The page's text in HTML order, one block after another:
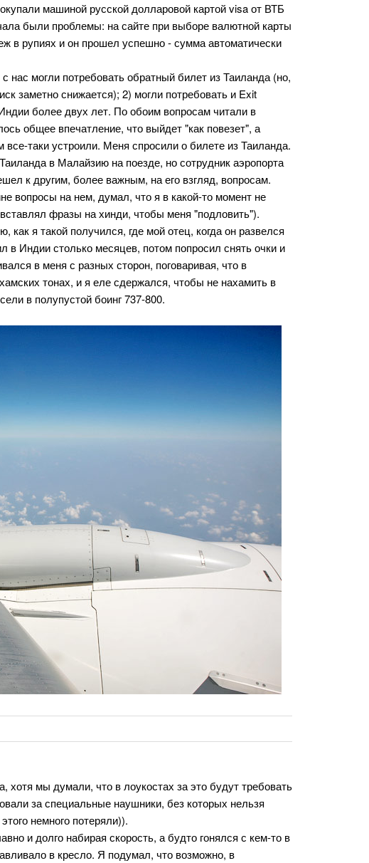
машиной русской долларовой картой visa от ВТБ
были проблемы: на сайте при выборе валютной карты
в рупиях и он прошел успешно - сумма автоматически
могли потребовать обратный билет из Таиланда (но,
заметно снижается); 2) могли потребовать и Exit
более двух лет. По обоим вопросам читали в
общее впечатление, что выйдет "как повезет", а
таки устроили. Меня спросили о билете из Таиланда.
в Малайзию на поезде, но сотрудник аэропорта
к другим, более важным, на его взгляд, вопросам.
вопросы на нем, думал, что я в какой-то момент не
фразы на хинди, чтобы меня "подловить").
я такой получился, где мой отец, когда он развелся
в Индии столько месяцев, потом попросил снять очки и
в меня с разных сторон, поговаривая, что в
тонах, и я еле сдержался, чтобы не нахамить в
в полупустой боинг 737-800.
мы думали, что в лоукостах за это будут требовать
за специальные наушники, без которых нельзя
немного потеряли)).
и долго набирая скорость, а будто гонялся с кем-то в
в кресло. Я подумал, что возможно, в